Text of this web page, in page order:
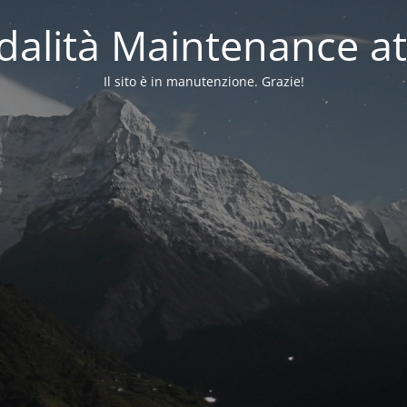
Maintenance
Il sito è in manutenzione. Grazie!